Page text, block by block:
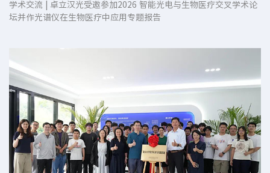
学术交流 | 卓立汉光受邀参加2026 智能光电与生物医疗交叉学术论
坛并作光谱仪在生物医疗中应用专题报告